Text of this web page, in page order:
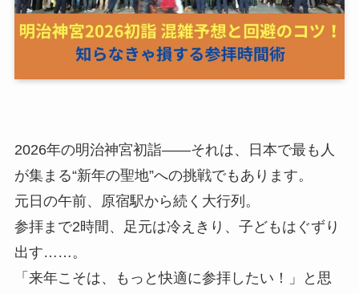
2026年の明治神宮初詣――それは、日本で最も人
が集まる“新年の聖地”への挑戦でもあります。
元日の午前、原宿駅から続く大行列。
参拝まで2時間、足元は冷えきり、子どもはぐずり
出す……。
「来年こそは、もっと快適に参拝したい！」と思